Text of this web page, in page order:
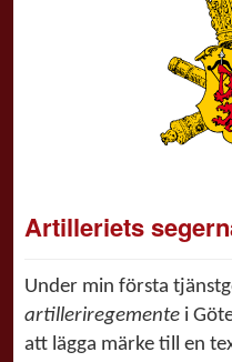
Artilleriets
Under min första
artilleriregemente i
att lägga märke till en